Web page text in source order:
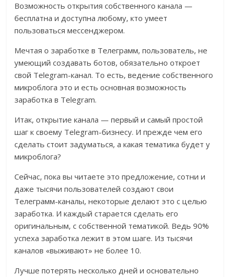
Возможность открытия собственного канала —
бесплатна и доступна любому, кто умеет
пользоваться мессенджером.
Мечтая о заработке в Телеграмм, пользователь, не
умеющий создавать ботов, обязательно откроет
свой Telegram-канал. То есть, ведение собственного
микроблога это и есть основная возможность
заработка в Telegram.
Итак, открытие канала — первый и самый простой
шаг к своему Telegram-бизнесу. И прежде чем его
сделать стоит задуматься, а какая тематика будет у
микроблога?
Сейчас, пока вы читаете это предложение, сотни и
даже тысячи пользователей создают свои
Телеграмм-каналы, некоторые делают это с целью
заработка. И каждый старается сделать его
оригинальным, с собственной тематикой. Ведь 90%
успеха заработка лежит в этом шаге. Из тысячи
каналов «выживают» не более 10.
Лучше потерять несколько дней и основательно